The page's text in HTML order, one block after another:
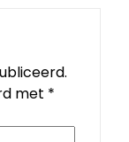
met *